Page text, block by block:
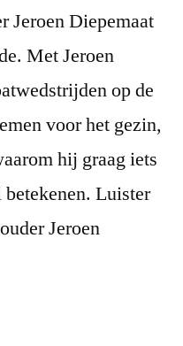
Jeroen Diepemaat
Met Jeroen
op de
voor het gezin,
hij graag iets
Luister
Jeroen